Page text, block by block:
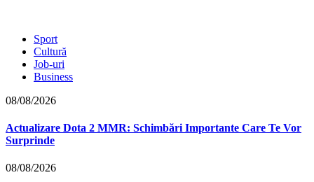
Sport
Cultură
Job-uri
Business
08/08/2026
Actualizare Dota 2 MMR: Schimbări Importante Care Te Vor
Surprinde
08/08/2026